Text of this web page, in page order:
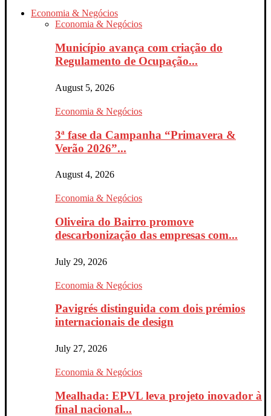
Economia & Negócios
Economia & Negócios
Município avança com criação do
Regulamento de Ocupação...
August 5, 2026
Economia & Negócios
3ª fase da Campanha “Primavera &
Verão 2026”...
August 4, 2026
Economia & Negócios
Oliveira do Bairro promove
descarbonização das empresas com...
July 29, 2026
Economia & Negócios
Pavigrés distinguida com dois prémios
internacionais de design
July 27, 2026
Economia & Negócios
Mealhada: EPVL leva projeto inovador à
final nacional...